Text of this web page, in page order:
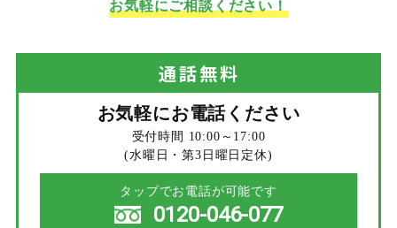
お気軽にご相談ください！
通話無料
お気軽にお電話ください
受付時間 10:00～17:00
(水曜日・第3日曜日定休)
タップでお電話が可能です
0120-046-077